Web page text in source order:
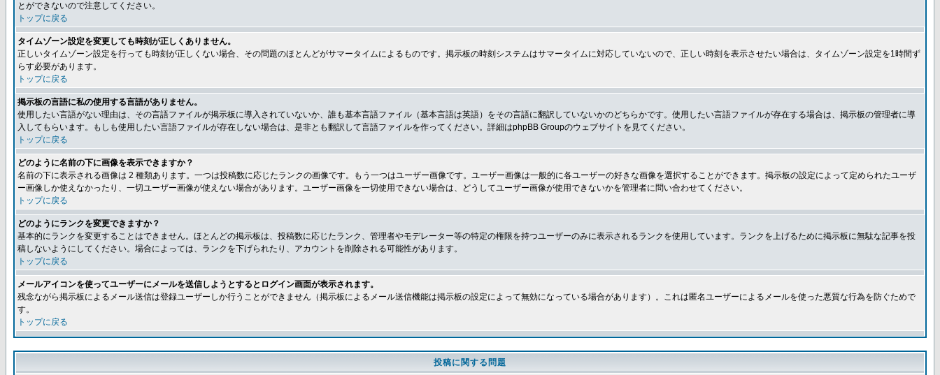
とができないので注意してください。
トップに戻る
タイムゾーン設定を変更しても時刻が正しくありません。
正しいタイムゾーン設定を行っても時刻が正しくない場合、その問題のほとんどがサマータイムによるものです。掲示板の時刻システムはサマータイムに対応していないので、正しい時刻を表示させたい場合は、タイムゾーン設定を1時間ず
らす必要があります。
トップに戻る
掲示板の言語に私の使用する言語がありません。
使用したい言語がない理由は、その言語ファイルが掲示板に導入されていないか、誰も基本言語ファイル（基本言語は英語）をその言語に翻訳していないかのどちらかです。使用したい言語ファイルが存在する場合は、掲示板の管理者に導
入してもらいます。もしも使用したい言語ファイルが存在しない場合は、是非とも翻訳して言語ファイルを作ってください。詳細はphpBB Groupのウェブサイトを見てください。
トップに戻る
どのように名前の下に画像を表示できますか？
名前の下に表示される画像は 2 種類あります。一つは投稿数に応じたランクの画像です。もう一つはユーザー画像です。ユーザー画像は一般的に各ユーザーの好きな画像を選択することができます。掲示板の設定によって定められたユーザ
ー画像しか使えなかったり、一切ユーザー画像が使えない場合があります。ユーザー画像を一切使用できない場合は、どうしてユーザー画像が使用できないかを管理者に問い合わせてください。
トップに戻る
どのようにランクを変更できますか？
基本的にランクを変更することはできません。ほとんどの掲示板は、投稿数に応じたランク、管理者やモデレーター等の特定の権限を持つユーザーのみに表示されるランクを使用しています。ランクを上げるために掲示板に無駄な記事を投
稿しないようにしてください。場合によっては、ランクを下げられたり、アカウントを削除される可能性があります。
トップに戻る
メールアイコンを使ってユーザーにメールを送信しようとするとログイン画面が表示されます。
残念ながら掲示板によるメール送信は登録ユーザーしか行うことができません（掲示板によるメール送信機能は掲示板の設定によって無効になっている場合があります）。これは匿名ユーザーによるメールを使った悪質な行為を防ぐためで
す。
トップに戻る
投稿に関する問題